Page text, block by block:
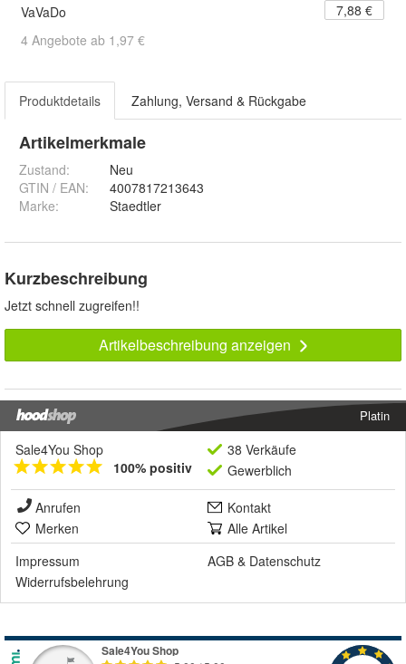
VaVaDo
7,88 €
4 Angebote ab 1,97 €
Produktdetails Zahlung, Versand & Rückgabe
Artikelmerkmale
Zustand:
Neu
GTIN / EAN:
4007817213643
Marke:
Staedtler
Kurzbeschreibung
Jetzt schnell zugreifen!!
Artikelbeschreibung anzeigen
Platin
Sale4You Shop
100% positiv
38 Verkäufe
Gewerblich
Anrufen
Kontakt
Merken
Alle Artikel
Impressum
AGB & Datenschutz
Widerrufsbelehrung